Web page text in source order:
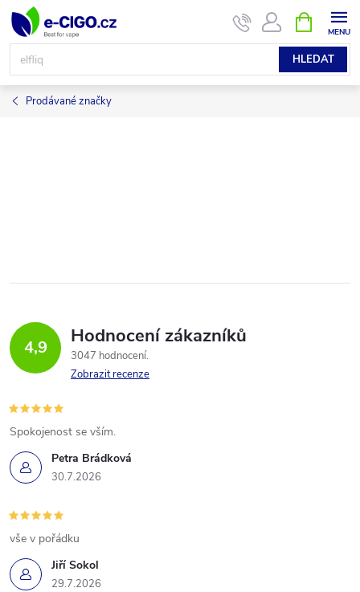
Přejít
obsah
HLEDAT
NÁKUPNÍ
KOŠÍK
Prodávané značky
4,9 Hodnocení zákazníků
3047 hodnocení
Zobrazit recenze
Petra Brádková
30.7.2026
Spokojenost se vším.
Jiří Sokol
29.7.2026
vše v pořádku